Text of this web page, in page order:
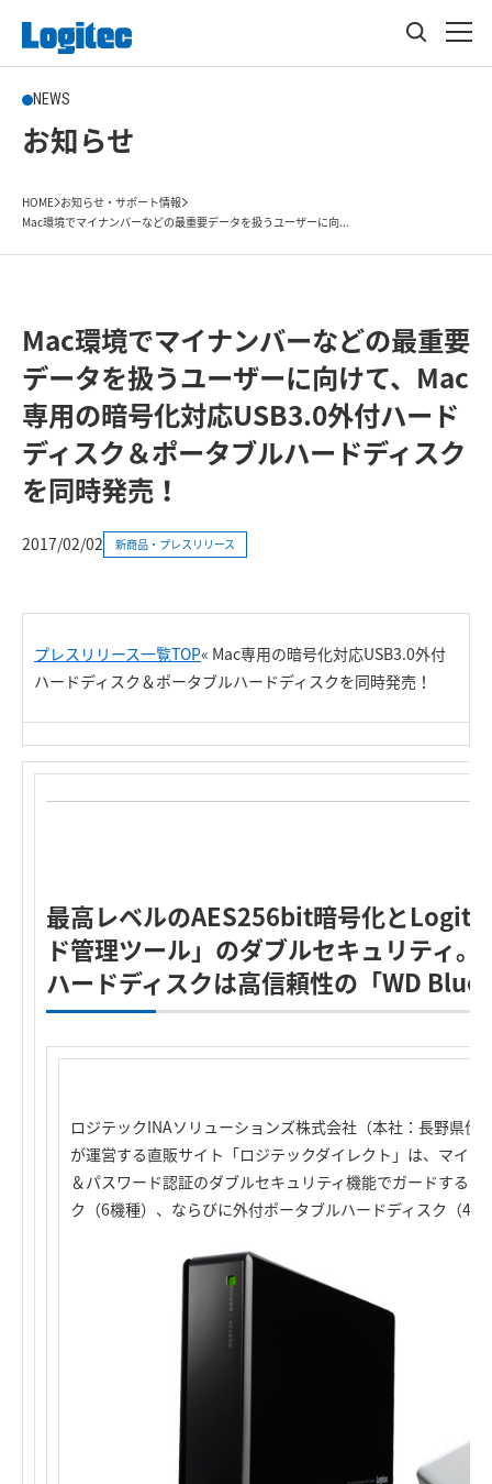
NEWS
お知らせ
HOME お知らせ・サポート情報
Mac環境でマイナンバーなどの最重要データを扱うユーザーに向...
Mac環境でマイナンバーなどの最重要
データを扱うユーザーに向けて、Mac
専用の暗号化対応USB3.0外付ハード
ディスク＆ポータブルハードディスク
を同時発売！
2017/02/02 新商品・プレスリリース
プレスリリース一覧TOP« Mac専用の暗号化対応USB3.0外付
ハードディスク＆ポータブルハードディスクを同時発売！
最高レベルのAES256bit暗号化と
ド管理ツール」のダブルセキュリティ。
ハードディスクは高信頼性の「WD Blue
ロジテックINAソリューションズ株式会社（本社：長野県伊
が運営する直販サイト「ロジテックダイレクト」は、マイ
＆パスワード認証のダブルセキュリティ機能でガードする
ク（6機種）、ならびに外付ポータブルハードディスク（4